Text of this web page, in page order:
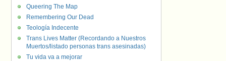
Queering The Map
Remembering Our Dead
Teología Indecente
Trans Lives Matter (Recordando a Nuestros
Muertos/listado personas trans asesinadas)
Tu vida va a mejorar